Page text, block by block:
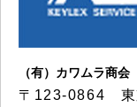
（有）カワムラ商会
〒123-0864 東